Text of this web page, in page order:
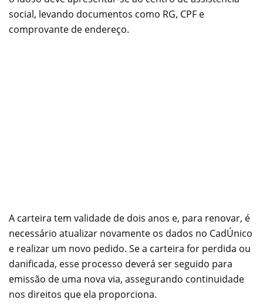
social, levando documentos como RG, CPF e
comprovante de endereço.
A carteira tem validade de dois anos e, para renovar, é
necessário atualizar novamente os dados no CadÚnico
e realizar um novo pedido. Se a carteira for perdida ou
danificada, esse processo deverá ser seguido para
emissão de uma nova via, assegurando continuidade
nos direitos que ela proporciona.